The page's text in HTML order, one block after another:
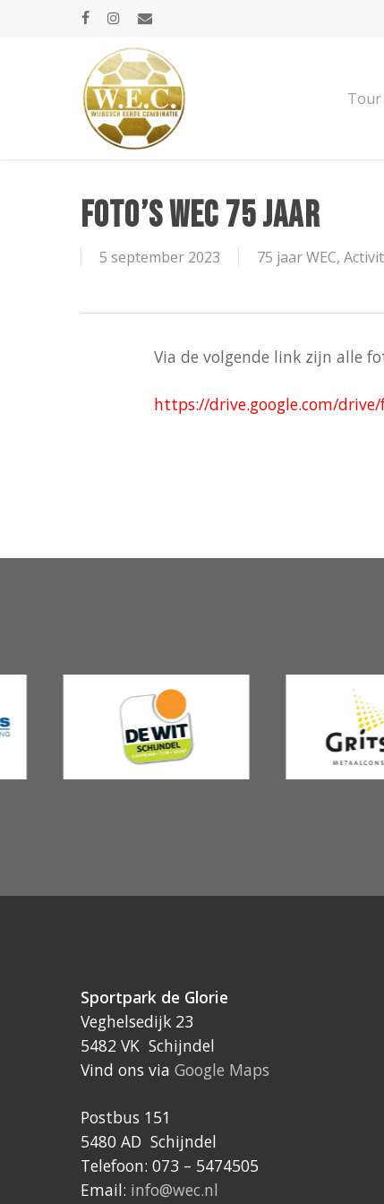
facebookinstagram
email
Tour
FOTO’S WEC 75 JAAR
5 september 2023 75 jaar WEC,
Via de volgende link zijn alle
https://drive.google.com/drive/
Sportpark de Glorie
Veghelsedijk 23
5482 VK Schijndel
Vind ons viaGoogle Maps
Postbus 151
5480 AD Schijndel
Telefoon: 073 – 5474505
Email: info@wec.nl